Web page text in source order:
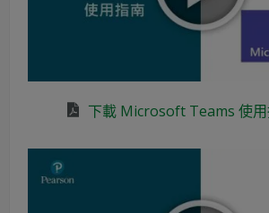
下載 Microsoft Teams 使用